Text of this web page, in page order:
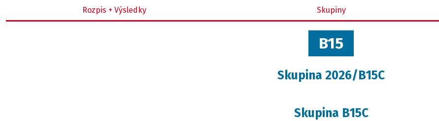
Rozpis + Výsledky Skupiny
B15
Skupina 2026/B15C
Skupina B15C